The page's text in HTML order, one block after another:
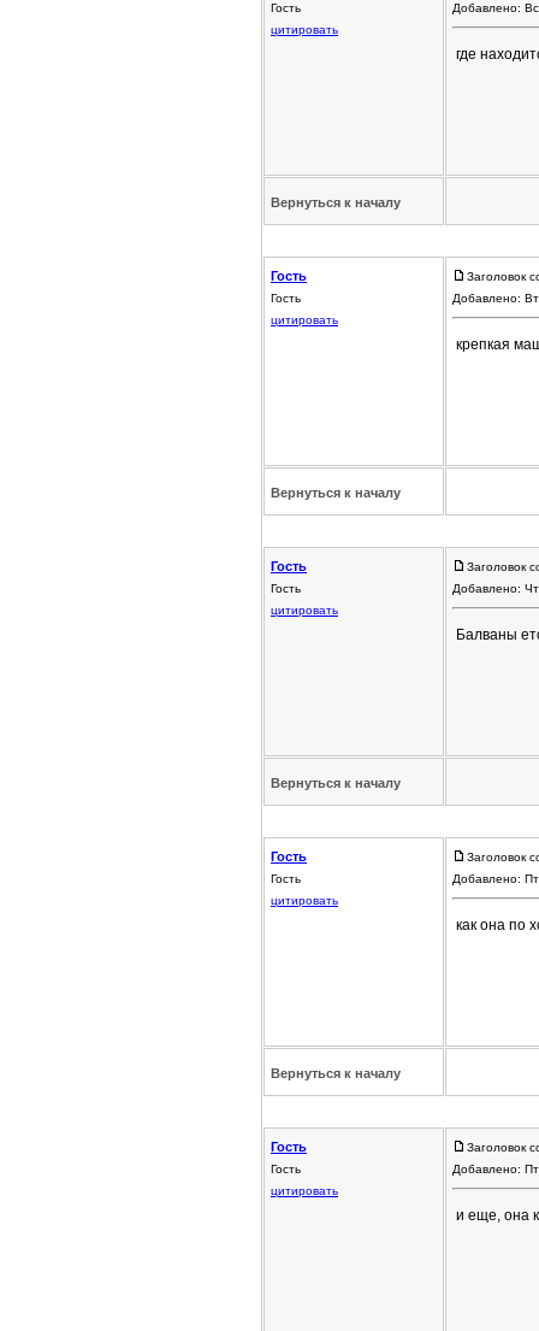
Гость
цитировать
Добавлено:
где
Вернуться к началу
Гость
Гость
цитировать
Заголовок
Добавлено:
крепкая
Вернуться к началу
Гость
Гость
цитировать
Заголовок
Добавлено:
Балваны
Вернуться к началу
Гость
Гость
цитировать
Заголовок
Добавлено:
как она по
Вернуться к началу
Гость
Гость
цитировать
Заголовок
Добавлено:
и еще, она